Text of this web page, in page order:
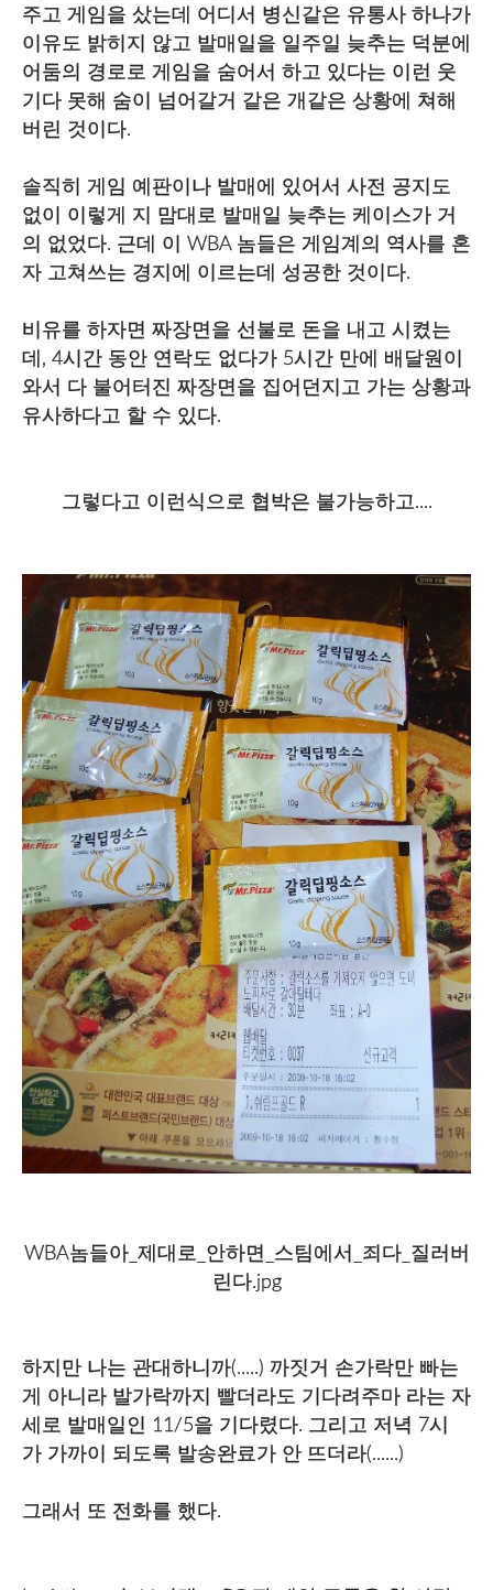
주고 게임을 샀는데 어디서 병신같은 유통사 하나가
이유도 밝히지 않고 발매일을 일주일 늦추는 덕분에
어둠의 경로로 게임을 숨어서 하고 있다는 이런 웃
기다 못해 숨이 넘어갈거 같은 개같은 상황에 쳐해
버린 것이다.
솔직히 게임 예판이나 발매에 있어서 사전 공지도
없이 이렇게 지 맘대로 발매일 늦추는 케이스가 거
의 없었다. 근데 이 WBA 놈들은 게임계의 역사를 혼
자 고쳐쓰는 경지에 이르는데 성공한 것이다.
비유를 하자면 짜장면을 선불로 돈을 내고 시켰는
데, 4시간 동안 연락도 없다가 5시간 만에 배달원이
와서 다 불어터진 짜장면을 집어던지고 가는 상황과
유사하다고 할 수 있다.
그렇다고 이런식으로 협박은 불가능하고....
WBA놈들아_제대로_안하면_스팀에서_죄다_질러버
린다.jpg
하지만 나는 관대하니까(.....) 까짓거 손가락만 빠는
게 아니라 발가락까지 빨더라도 기다려주마 라는 자
세로 발매일인 11/5을 기다렸다. 그리고 저녁 7시
가 가까이 되도록 발송완료가 안 뜨더라(......)
그래서 또 전화를 했다.